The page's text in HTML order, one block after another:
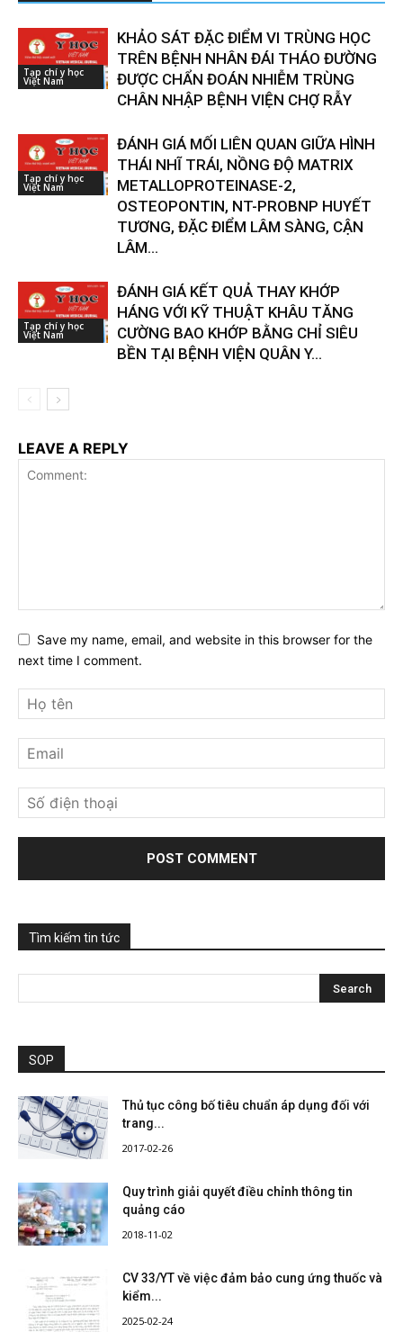
Tạp chí y học
Việt Nam
KHẢO SÁT ĐẶC ĐIỂM VI TRÙNG HỌC
TRÊN BỆNH NHÂN ĐÁI THÁO ĐƯỜNG
ĐƯỢC CHẨN ĐOÁN NHIỄM TRÙNG
CHÂN NHẬP BỆNH VIỆN CHỢ RẪY
Tạp chí y học
Việt Nam
ĐÁNH GIÁ MỐI LIÊN QUAN GIỮA HÌNH
THÁI NHĨ TRÁI, NỒNG ĐỘ MATRIX
METALLOPROTEINASE-2,
OSTEOPONTIN, NT-PROBNP HUYẾT
TƯƠNG, ĐẶC ĐIỂM LÂM SÀNG, CẬN
LÂM...
Tạp chí y học
Việt Nam
ĐÁNH GIÁ KẾT QUẢ THAY KHỚP
HÁNG VỚI KỸ THUẬT KHÂU TĂNG
CƯỜNG BAO KHỚP BẰNG CHỈ SIÊU
BỀN TẠI BỆNH VIỆN QUÂN Y...
LEAVE A REPLY
Save my name, email, and website in this browser for the
next time I comment.
Tìm kiếm tin tức
SOP
Thủ tục công bố tiêu chuẩn áp dụng đối với
trang...
2017-02-26
Quy trình giải quyết điều chỉnh thông tin
quảng cáo
2018-11-02
CV 33/YT về việc đảm bảo cung ứng thuốc và
kiểm...
2025-02-24